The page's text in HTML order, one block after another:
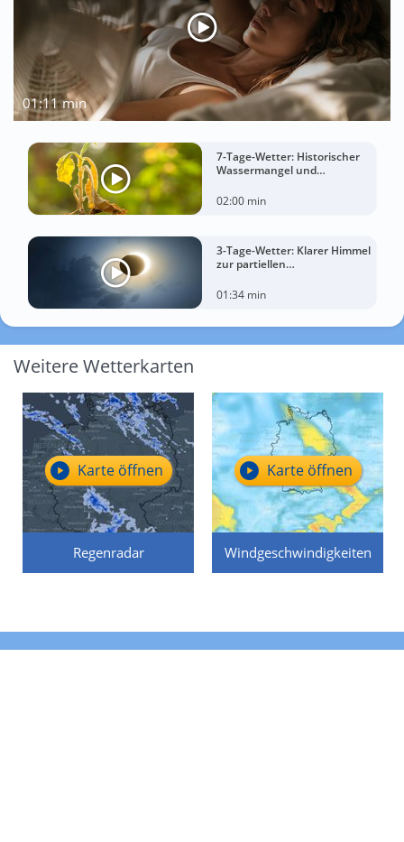
01:11 min
7-Tage-Wetter: Historischer
Wassermangel und
02:00 min
3-Tage-Wetter: Klarer Himmel
zur partiellen
Mittwoch?
01:34 min
Weitere Wetterkarten
Regenradar
Karte öffnen
Windgeschwindigkeiten
Karte öffnen